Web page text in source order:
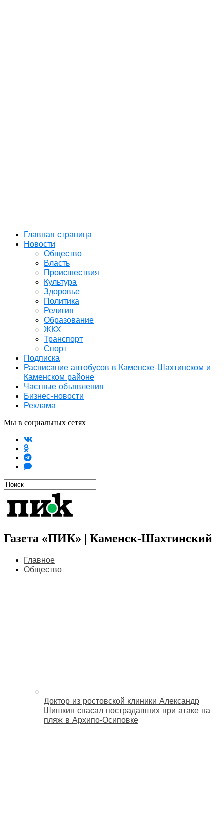
Главная страница
Новости
Общество
Власть
Происшествия
Культура
Здоровье
Политика
Религия
Образование
ЖКХ
Транспорт
Спорт
Подписка
Расписание автобусов в Каменске-Шахтинском и
Каменском районе
Частные объявления
Бизнес-новости
Реклама
Мы в социальных сетях
Газета «ПИК» | Каменск-Шахтинский
Главное
Общество
Доктор из ростовской клиники Александр
Шишкин спасал пострадавших при атаке на
пляж в Архипо‑Осиповке